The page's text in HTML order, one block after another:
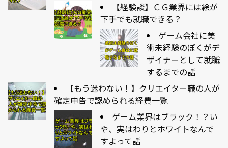
【経験談】ＣＧ業界には絵が
下手でも就職できる？
ゲーム会社に美
術未経験のぼくがデ
ザイナーとして就職
するまでの話
【もう迷わない！】クリエイター職の人が
確定申告で認められる経費一覧
ゲーム業界はブラック！？い
や、実はわりとホワイトなんで
すよって話